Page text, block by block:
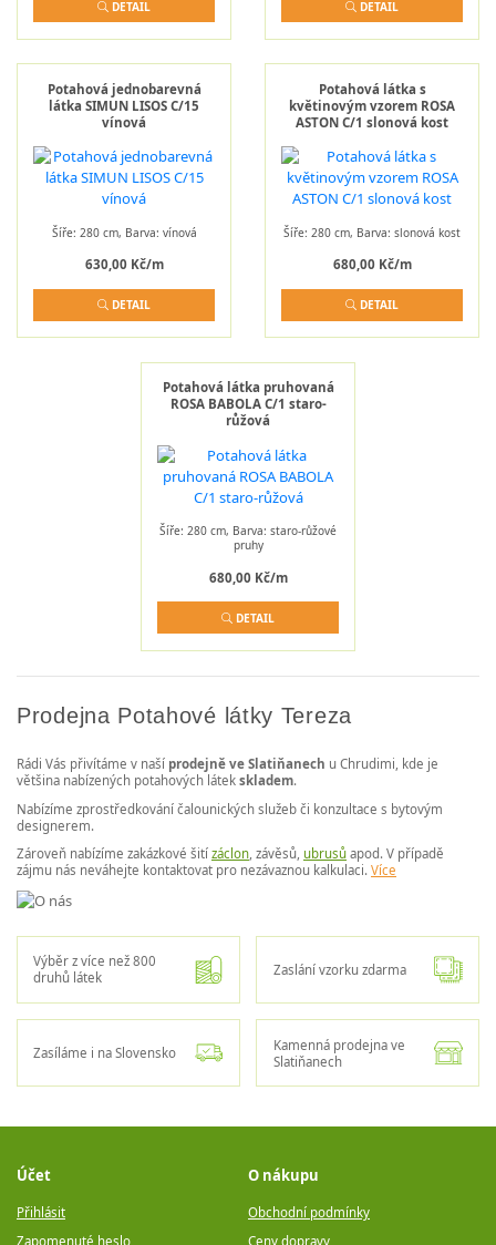
DETAIL DETAIL
Potahová jednobarevná
látka SIMUN LISOS C/15
vínová
Šíře: 280 cm, Barva: vínová
630,00 Kč/m
DETAIL
Potahová látka s
květinovým vzorem ROSA
ASTON C/1 slonová kost
Šíře: 280 cm, Barva: slonová kost
680,00 Kč/m
DETAIL
Potahová látka pruhovaná
ROSA BABOLA C/1 staro-
růžová
Šíře: 280 cm, Barva: staro-růžové
pruhy
680,00 Kč/m
DETAIL
Prodejna Potahové látky Tereza
Rádi Vás přivítáme v naší prodejně ve Slatiňanech u Chrudimi, kde je
většina nabízených potahových látek skladem.
Nabízíme zprostředkování čalounických služeb či konzultace s bytovým
designerem.
Zároveň nabízíme zakázkové šití záclon, závěsů, ubrusů apod. V případě
zájmu nás neváhejte kontaktovat pro nezávaznou kalkulaci. Více
Výběr z více než 800
druhů látek
Zaslání vzorku zdarma
Zasíláme i na Slovensko
Kamenná prodejna ve
Slatiňanech
Účet
Přihlásit
Zapomenuté heslo
O nákupu
Obchodní podmínky
Ceny dopravy